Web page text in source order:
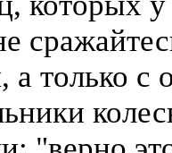
а только